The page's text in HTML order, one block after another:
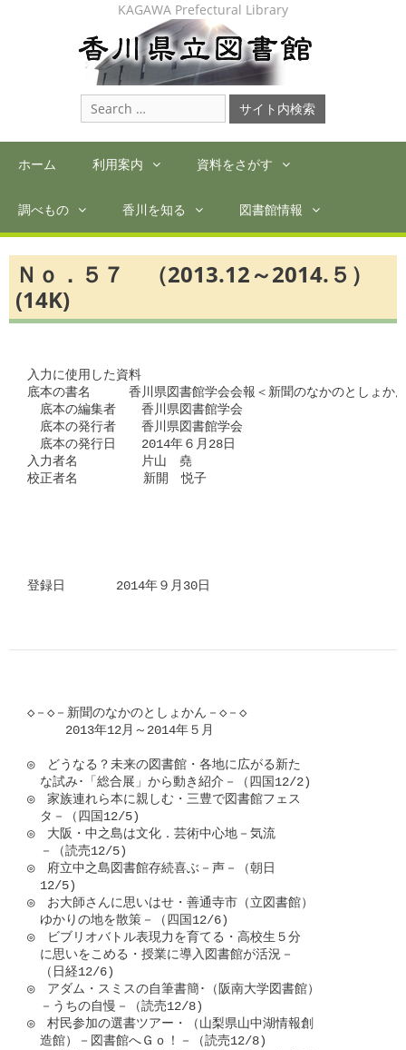
KAGAWA Prefectural Library
Search
for:
ホーム 利用案内 資料をさがす
調べもの 香川を知る 図書館情報
Ｎｏ．５７ （2013.12～2014.５）
(14K)
入力に使用した資料
底本の書名　　　香川県図書館学会会報＜新聞のなかのとしょか
底本の編集者　　香川県図書館学会
底本の発行者　　香川県図書館学会
底本の発行日　　2014年６月28日
入力者名　　　　　片山　堯
校正者名　　　　  新開　悦子
登録日　　　　2014年９月30日
◇－◇－新聞のなかのとしょかん－◇－◇
2013年12月～2014年５月
◎　どうなる？未来の図書館・各地に広がる新た
な試み･「総合展」から動き紹介－（四国12/2)
◎　家族連れら本に親しむ・三豊で図書館フェス
タ－（四国12/5)
◎　大阪・中之島は文化．芸術中心地－気流
－（読売12/5)
◎　府立中之島図書館存続喜ぶ－声－（朝日
12/5)
◎　お大師さんに思いはせ・善通寺市（立図書館）
ゆかりの地を散策－（四国12/6)
◎　ビブリオバトル表現力を育てる・高校生５分
に思いをこめる・授業に導入図書館が活況－
（日経12/6)
◎　アダム・スミスの自筆書簡･（阪南大学図書館）
－うちの自慢－（読売12/8)
◎　村民参加の選書ツアー・（山梨県山中湖情報創
造館）－図書館へＧｏ！－（読売12/8)